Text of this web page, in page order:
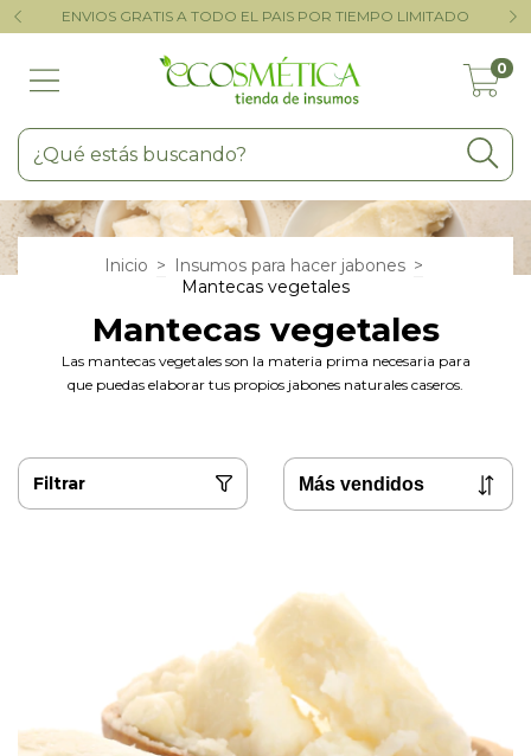
ENVIOS GRATIS A TODO EL PAIS POR TIEMPO LIMITADO
0
Inicio > Insumos para hacer jabones >
Mantecas vegetales
Mantecas vegetales
Las mantecas vegetales son la materia prima necesaria para
que puedas elaborar tus propios jabones naturales caseros.
Filtrar